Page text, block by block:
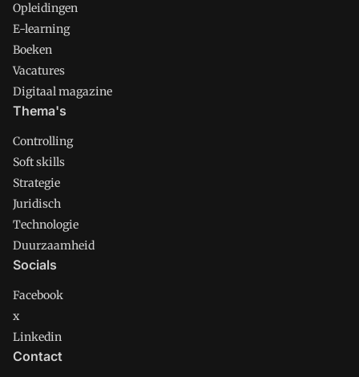
Opleidingen
E-learning
Boeken
Vacatures
Digitaal magazine
Thema's
Controlling
Soft skills
Strategie
Juridisch
Technologie
Duurzaamheid
Socials
Facebook
x
Linkedin
Contact